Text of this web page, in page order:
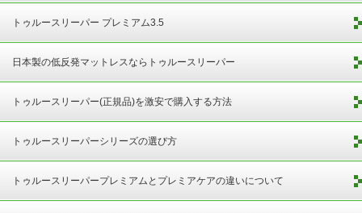
トゥルースリーパー プレミアム3.5
日本製の低反発マットレスならトゥルースリーパー
トゥルースリーパー(正規品)を激安で購入する方法
トゥルースリーパーシリーズの選び方
トゥルースリーパープレミアムとプレミアケアの違いについて